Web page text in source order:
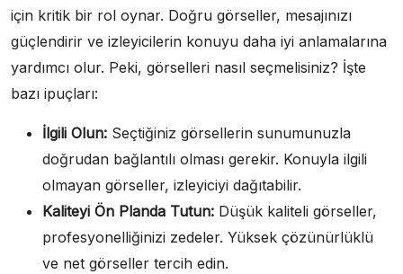
için kritik bir rol oynar. Doğru görseller, mesajınızı
güçlendirir ve izleyicilerin konuyu daha iyi anlamalarına
yardımcı olur. Peki, görselleri nasıl seçmelisiniz? İşte
bazı ipuçları:
İlgili Olun: Seçtiğiniz görsellerin sunumunuzla
doğrudan bağlantılı olması gerekir. Konuyla ilgili
olmayan görseller, izleyiciyi dağıtabilir.
Kaliteyi Ön Planda Tutun: Düşük kaliteli görseller,
profesyonelliğinizi zedeler. Yüksek çözünürlüklü
ve net görseller tercih edin.